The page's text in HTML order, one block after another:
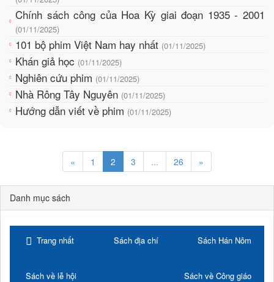
Chính sách công của Hoa Kỳ giai đoạn 1935 - 2001
(01/11/2025)
101 bộ phim Việt Nam hay nhất (01/11/2025)
Khán giả học (01/11/2025)
Nghiên cứu phim (01/11/2025)
Nhà Rông Tây Nguyên (01/11/2025)
Hướng dẫn viết về phim (01/11/2025)
« 1 2 3 ... 26 »
Danh mục sách
Trang nhất Sách địa chí Sách Hán Nôm
Sách về lễ hội Sách về Công giáo